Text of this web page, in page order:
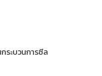
ระบวนการซีล